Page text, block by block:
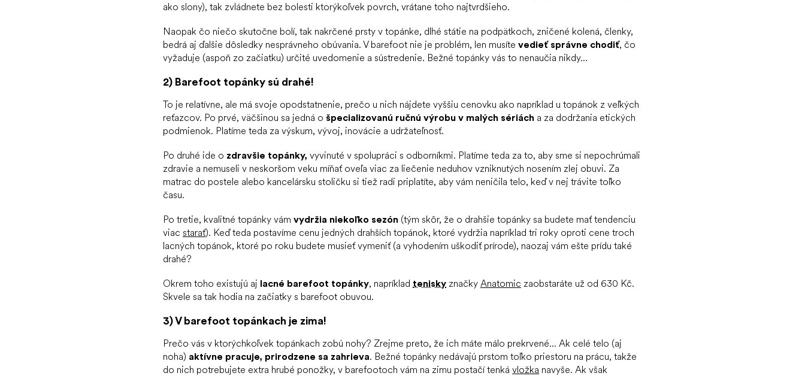
ako slony), tak zvládnete bez bolesti ktorýkoľvek povrch, vrátane toho najtvrdšieho.
Naopak čo niečo skutočne bolí, tak nakrčené prsty v topánke, dlhé státie na podpätkoch, zničené kolená, členky,
bedrá aj ďalšie dôsledky nesprávneho obúvania. V barefoot nie je problém, len musíte vedieť správne chodiť, čo
vyžaduje (aspoň zo začiatku) určité uvedomenie a sústredenie. Bežné topánky vás to nenaučia nikdy...
2) Barefoot topánky sú drahé!
To je relatívne, ale má svoje opodstatnenie, prečo u nich nájdete vyššiu cenovku ako napríklad u topánok z veľkých
reťazcov. Po prvé, väčšinou sa jedná o špecializovanú ručnú výrobu v malých sériách a za dodržania etických
podmienok. Platíme teda za výskum, vývoj, inovácie a udržateľnosť.
Po druhé ide o zdravšie topánky, vyvinuté v spolupráci s odborníkmi. Platíme teda za to, aby sme si nepochrúmali
zdravie a nemuseli v neskoršom veku míňať oveľa viac za liečenie neduhov vzniknutých nosením zlej obuvi. Za
matrac do postele alebo kancelársku stoličku si tiež radi priplatíte, aby vám neničila telo, keď v nej trávite toľko
času.
Po tretie, kvalitné topánky vám vydržia niekoľko sezón (tým skôr, že o drahšie topánky sa budete mať tendenciu
viac starať). Keď teda postavíme cenu jedných drahších topánok, ktoré vydržia napríklad tri roky oproti cene troch
lacných topánok, ktoré po roku budete musieť vymeniť (a vyhodením uškodiť prírode), naozaj vám ešte prídu také
drahé?
Okrem toho existujú aj lacné barefoot topánky, napríklad tenisky značky Anatomic zaobstaráte už od 630 Kč.
Skvele sa tak hodia na začiatky s barefoot obuvou.
3) V barefoot topánkach je zima!
Prečo vás v ktorýchkoľvek topánkach zobú nohy? Zrejme preto, že ich máte málo prekrvené... Ak celé telo (aj
noha) aktívne pracuje, prirodzene sa zahrieva. Bežné topánky nedávajú prstom toľko priestoru na prácu, takže
do nich potrebujete extra hrubé ponožky, v barefootoch vám na zimu postačí tenká vložka navyše. Ak však